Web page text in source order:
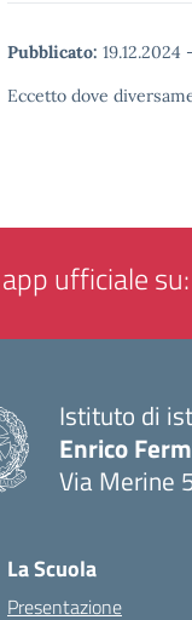
Pubblicato: 19.12.2024 -
Eccetto dove
ufficiale su:
Istituto di
Enrico
Via Merine
La Scuola
Presentazione